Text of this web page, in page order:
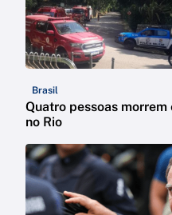
Brasil
Quatro pessoas
no Rio